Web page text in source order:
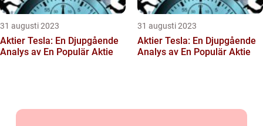
31 augusti 2023
Aktier Tesla: En Djupgående
Analys av En Populär Aktie
31 augusti 2023
Aktier Tesla: En Djupgående
Analys av En Populär Aktie